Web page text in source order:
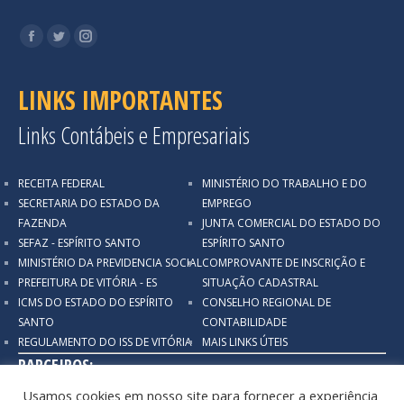
Encontre-nos em:
Facebook
TwitterInstagram
LINKS IMPORTANTES
Links Contábeis e Empresariais
RECEITA FEDERAL
SECRETARIA DO ESTADO DA
FAZENDA
SEFAZ - ESPÍRITO SANTO
MINISTÉRIO DA PREVIDENCIA SOCIAL
PREFEITURA DE VITÓRIA - ES
ICMS DO ESTADO DO ESPÍRITO
SANTO
REGULAMENTO DO ISS DE VITÓRIA
MINISTÉRIO DO TRABALHO E DO
EMPREGO
JUNTA COMERCIAL DO ESTADO DO
ESPÍRITO SANTO
COMPROVANTE DE INSCRIÇÃO E
SITUAÇÃO CADASTRAL
CONSELHO REGIONAL DE
CONTABILIDADE
MAIS LINKS ÚTEIS
PARCEIROS:
Usamos cookies em nosso site para fornecer a experiência